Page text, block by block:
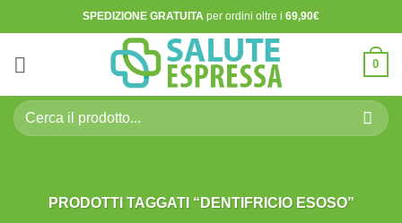
ai
contenuti
SPEDIZIONE GRATUITA per ordini oltre i 69,90€
0
Cerca:
PRODOTTI TAGGATI “DENTIFRICIO ESOSO”